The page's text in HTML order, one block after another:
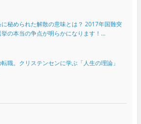
秘められた解散の意味とは？ 2017年国難突
の本当の争点が明らかになります！...
職。クリステンセンに学ぶ「人生の理論」